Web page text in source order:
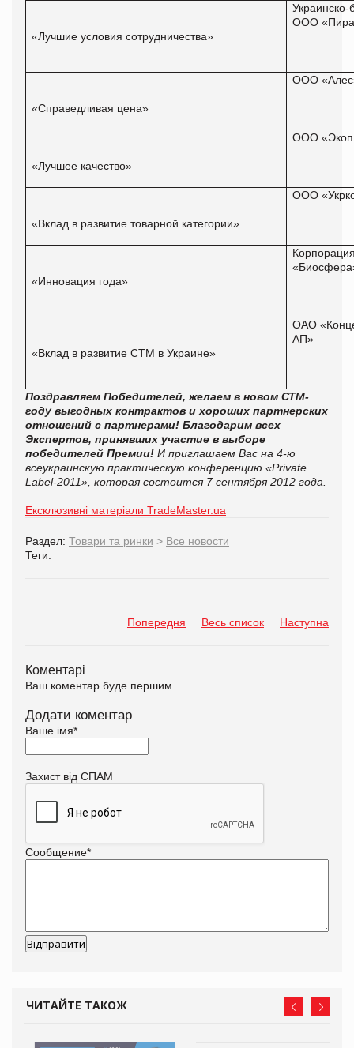
«Лучшие условия сотрудничества»
Украинско-
ООО
«Справедливая цена»
ООО
«Лучшее качество»
ООО
«Вклад в развитие товарной категории»
ООО
«Инновация года»
«Вклад в развитие СТМ в Украине»
ОАО
АП»
Поздравляем Победителей, желаем в новом СТМ-
году выгодных контрактов и хороших партнерских
отношений с партнерами! Благодарим всех
Экспертов, принявших участие в выборе
победителей Премии! И приглашаем Вас на 4-ю
всеукраинскую практическую конференцию «Private
Label-2011», которая состоится 7 сентября 2012 года.
Ексклюзивні матеріали TradeMaster.ua
Раздел: Товари та ринки > Все новости
Теги:
Попередня Весь список Наступна
Коментарі
Ваш коментар буде першим.
Додати коментар
Ваше імя*
Захист від СПАМ
Сообщение*
ЧИТАЙТЕ ТАКОЖ